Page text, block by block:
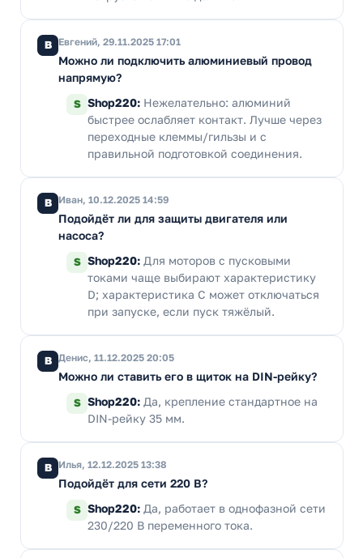
В Евгений, 29.11.2025 17:01
Можно ли подключить алюминиевый провод
напрямую?
S Shop220: Нежелательно: алюминий
быстрее ослабляет контакт. Лучше через
переходные клеммы/гильзы и с
правильной подготовкой соединения.
В Иван, 10.12.2025 14:59
Подойдёт ли для защиты двигателя или
насоса?
S Shop220: Для моторов с пусковыми
токами чаще выбирают характеристику
D; характеристика C может отключаться
при запуске, если пуск тяжёлый.
В Денис, 11.12.2025 20:05
Можно ли ставить его в щиток на DIN-рейку?
S Shop220: Да, крепление стандартное на
DIN-рейку 35 мм.
В Илья, 12.12.2025 13:38
Подойдёт для сети 220 В?
S Shop220: Да, работает в однофазной сети
230/220 В переменного тока.